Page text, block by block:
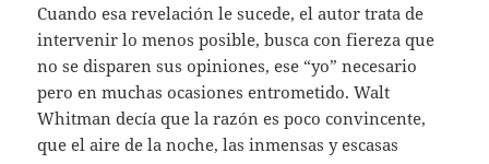
Cuando esa revelación le sucede, el autor trata de
intervenir lo menos posible, busca con fiereza que
no se disparen sus opiniones, ese “yo” necesario
pero en muchas ocasiones entrometido. Walt
Whitman decía que la razón es poco convincente,
que el aire de la noche, las inmensas y escasas